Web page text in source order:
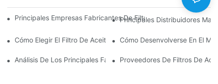
Principales Empresas Fabricantes De Filtros De Aceite: Una
Principales Distribuidores
Cómo Elegir El Filtro De Aceite Adecuado Para Su Modelo De
Cómo Desenvolverse En El
Análisis De Los Principales Fabricantes De Filtros De Aceite Y
Proveedores De Filtros De